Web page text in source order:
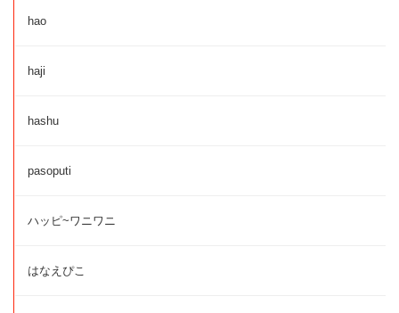
hao
haji
hashu
pasoputi
ハッピ~ワニワニ
はなえぴこ